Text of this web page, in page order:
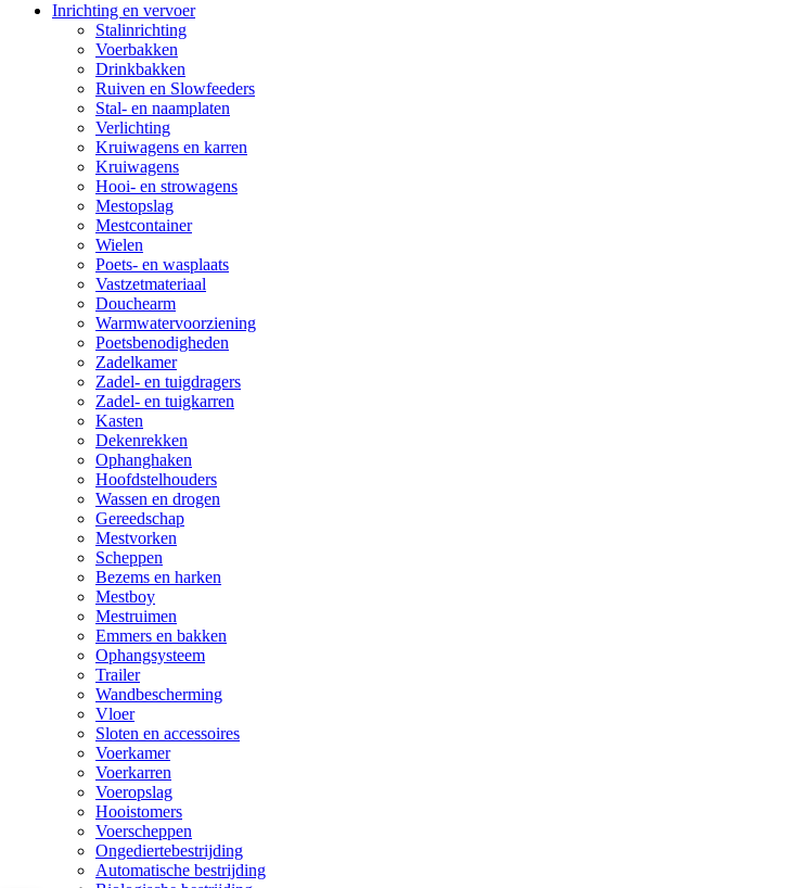
Inrichting en vervoer
Stalinrichting
Voerbakken
Drinkbakken
Ruiven en Slowfeeders
Stal- en naamplaten
Verlichting
Kruiwagens en karren
Kruiwagens
Hooi- en strowagens
Mestopslag
Mestcontainer
Wielen
Poets- en wasplaats
Vastzetmateriaal
Douchearm
Warmwatervoorziening
Poetsbenodigheden
Zadelkamer
Zadel- en tuigdragers
Zadel- en tuigkarren
Kasten
Dekenrekken
Ophanghaken
Hoofdstelhouders
Wassen en drogen
Gereedschap
Mestvorken
Scheppen
Bezems en harken
Mestboy
Mestruimen
Emmers en bakken
Ophangsysteem
Trailer
Wandbescherming
Vloer
Sloten en accessoires
Voerkamer
Voerkarren
Voeropslag
Hooistomers
Voerscheppen
Ongediertebestrijding
Automatische bestrijding